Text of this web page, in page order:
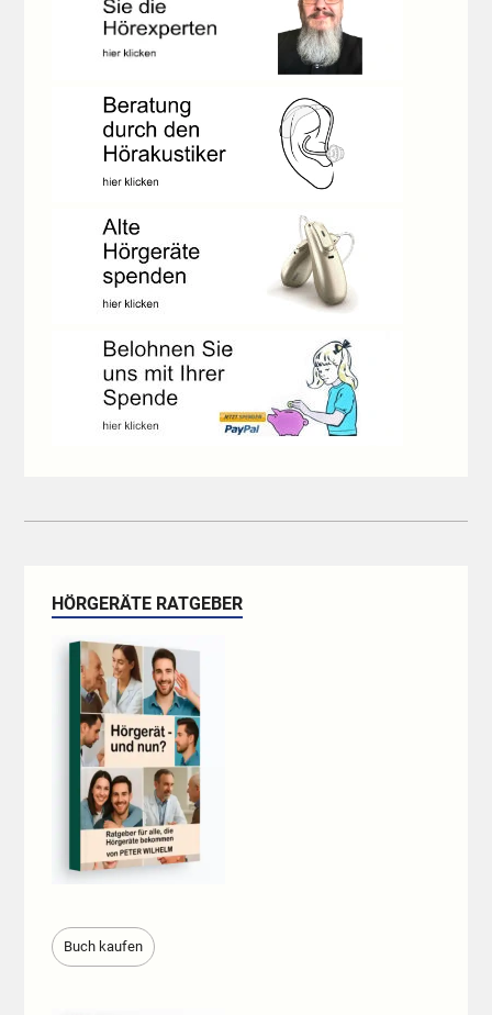
HÖRGERÄTE RATGEBER
Buch kaufen